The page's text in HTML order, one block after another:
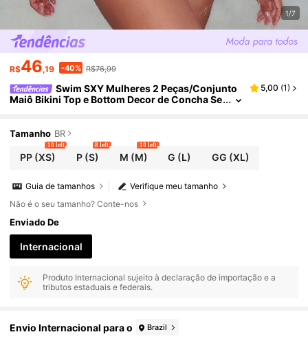
1/7
R$46,19 -40% R$76,99
Swim SXY Mulheres 2 Peças/Conjunto
Maiô Bikini Top e Bottom Decor de Concha Se
5,00 (1)
Tamanho BR
PP(XS)
10 left
P(S)
8 left
M (M)
10 left
G (L) GG (XL)
Verifique meu tamanho
Guia de tamanhos
Não é o seu tamanho? Conte-nos
Enviado De
Internacional
Produto Internacional sujeito à declaração de importação e a
tributos estaduais e federais.
Envio Internacional para o Brazil